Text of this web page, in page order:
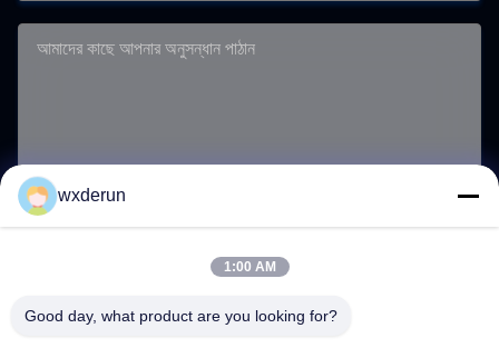
জমা দিন
wxderun
1:00 AM
Good day, what product are you looking for?